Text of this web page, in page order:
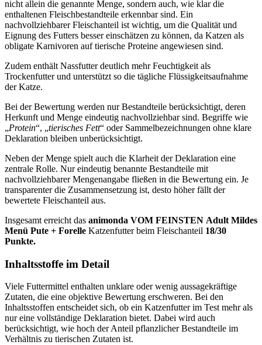
nicht allein die genannte Menge, sondern auch, wie klar die
enthaltenen Fleischbestandteile erkennbar sind. Ein
nachvollziehbarer Fleischanteil ist wichtig, um die Qualität und
Eignung des Futters besser einschätzen zu können, da Katzen als
obligate Karnivoren auf tierische Proteine angewiesen sind.
Zudem enthält Nassfutter deutlich mehr Feuchtigkeit als
Trockenfutter und unterstützt so die tägliche Flüssigkeitsaufnahme
der Katze.
Bei der Bewertung werden nur Bestandteile berücksichtigt, deren
Herkunft und Menge eindeutig nachvollziehbar sind. Begriffe wie
„Protein“, „tierisches Fett“ oder Sammelbezeichnungen ohne klare
Deklaration bleiben unberücksichtigt.
Neben der Menge spielt auch die Klarheit der Deklaration eine
zentrale Rolle. Nur eindeutig benannte Bestandteile mit
nachvollziehbarer Mengenangabe fließen in die Bewertung ein. Je
transparenter die Zusammensetzung ist, desto höher fällt der
bewertete Fleischanteil aus.
Insgesamt erreicht das animonda VOM FEINSTEN Adult Mildes
Menü Pute + Forelle Katzenfutterbeim Fleischanteil 18/30
Punkte.
Inhaltsstoffe im Detail
Viele Futtermittel enthalten unklare oder wenig aussagekräftige
Zutaten, die eine objektive Bewertung erschweren. Bei den
Inhaltsstoffen entscheidet sich, ob ein Katzenfutter im Test mehr als
nur eine vollständige Deklaration bietet. Dabei wird auch
berücksichtigt, wie hoch der Anteil pflanzlicher Bestandteile im
Verhältnis zu tierischen Zutaten ist.